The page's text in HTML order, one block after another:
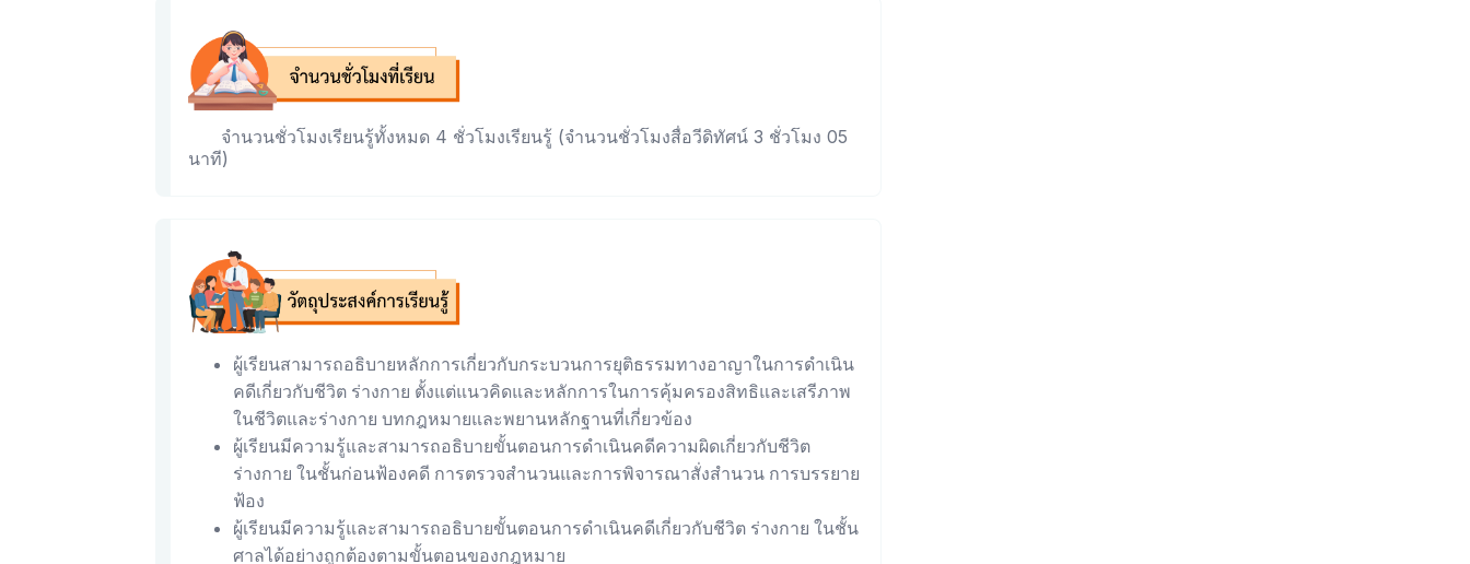
จำนวนชั่วโมงเรียนรู้ทั้งหมด 4 ชั่วโมงเรียนรู้ (จำนวนชั่วโมงสื่อวีดิทัศน์ 3 ชั่วโมง 05
นาที)
ผู้เรียนสามารถอธิบายหลักการเกี่ยวกับกระบวนการยุติธรรมทางอาญาในการดำเนิน
คดีเกี่ยวกับชีวิต ร่างกาย ตั้งแต่แนวคิดและหลักการในการคุ้มครองสิทธิและเสรีภาพ
ในชีวิตและร่างกาย บทกฎหมายและพยานหลักฐานที่เกี่ยวข้อง
ผู้เรียนมีความรู้และสามารถอธิบายขั้นตอนการดำเนินคดีความผิดเกี่ยวกับชีวิต
ร่างกาย ในชั้นก่อนฟ้องคดี การตรวจสำนวนและการพิจารณาสั่งสำนวน การบรรยาย
ฟ้อง
ผู้เรียนมีความรู้และสามารถอธิบายขั้นตอนการดำเนินคดีเกี่ยวกับชีวิต ร่างกาย ในชั้น
ศาลได้อย่างถูกต้องตามขั้นตอนของกฎหมาย